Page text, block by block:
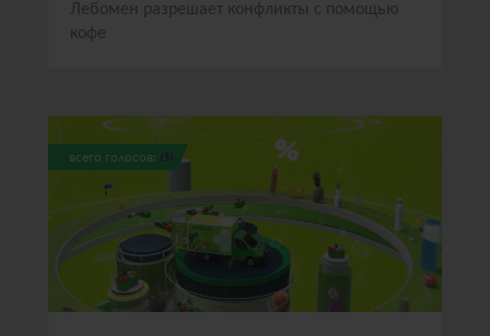
Лебомен разрешает конфликты с помощью
кофе
всего голосов: 131